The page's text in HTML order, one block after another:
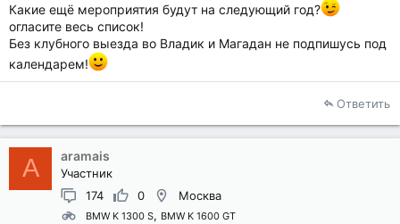
Какие ещё мероприятия будут на следующий год?
огласите весь список!
Без клубного выезда во Владик и Магадан не подпишусь под
календарем!
Ответить
A aramais
Участник
174
0 Москва
BMW K 1300 S BMW K 1600 GT